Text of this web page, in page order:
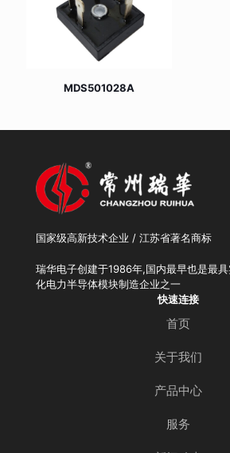
MDS501028A
国家级高新技术企业 / 江苏省著名商标
瑞华电子创建于1986年,国内最早也是最
化电力半导体模块制造企业之一
快速连接
首页
关于我们
产品中心
服务